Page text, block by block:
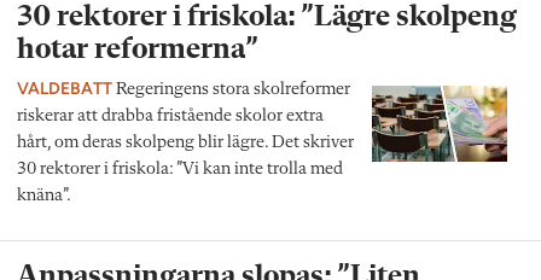
30 rektorer i friskola: ”Lägre skolpeng
hotar reformerna”
VALDEBATT Regeringens stora skolreformer
riskerar att drabba fristående skolor extra
hårt, om deras skolpeng blir lägre. Det skriver
30 rektorer i friskola: ”Vi kan inte trolla med
knäna”.